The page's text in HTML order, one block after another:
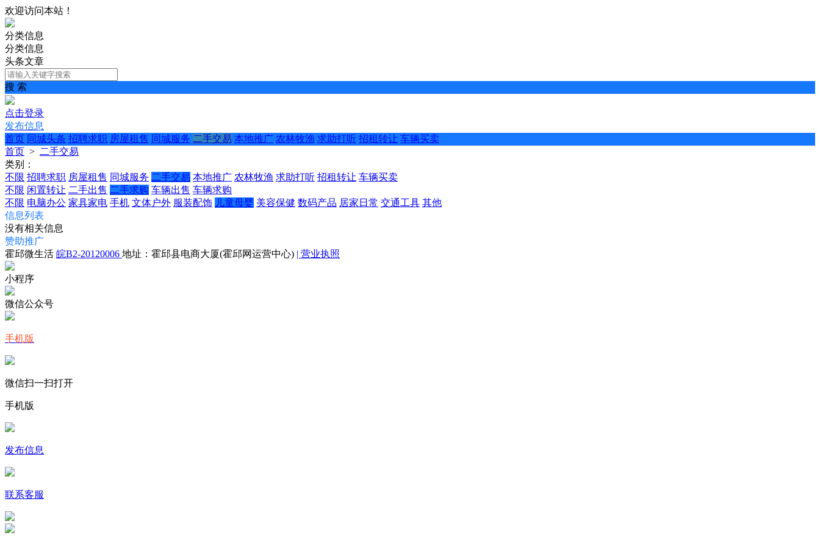
欢迎访问本站！
分类信息
分类信息
头条文章
搜 索
点击登录
发布信息
首页 同城头条 招聘求职 房屋租售 同城服务 二手交易 本地推广 农林牧渔 求助打听 招租转让 车辆买卖
首页 > 二手交易
类别：
不限 招聘求职 房屋租售 同城服务 二手交易 本地推广 农林牧渔 求助打听 招租转让 车辆买卖
不限 闲置转让 二手出售 二手求购 车辆出售 车辆求购
不限 电脑办公 家具家电 手机 文体户外 服装配饰 儿童母婴 美容保健 数码产品 居家日常 交通工具 其他
信息列表
没有相关信息
赞助推广
霍邱微生活 皖B2-20120006 地址：霍邱县电商大厦(霍邱网运营中心) | 营业执照
小程序
微信公众号
手机版
微信扫一扫打开
手机版
发布信息
联系客服